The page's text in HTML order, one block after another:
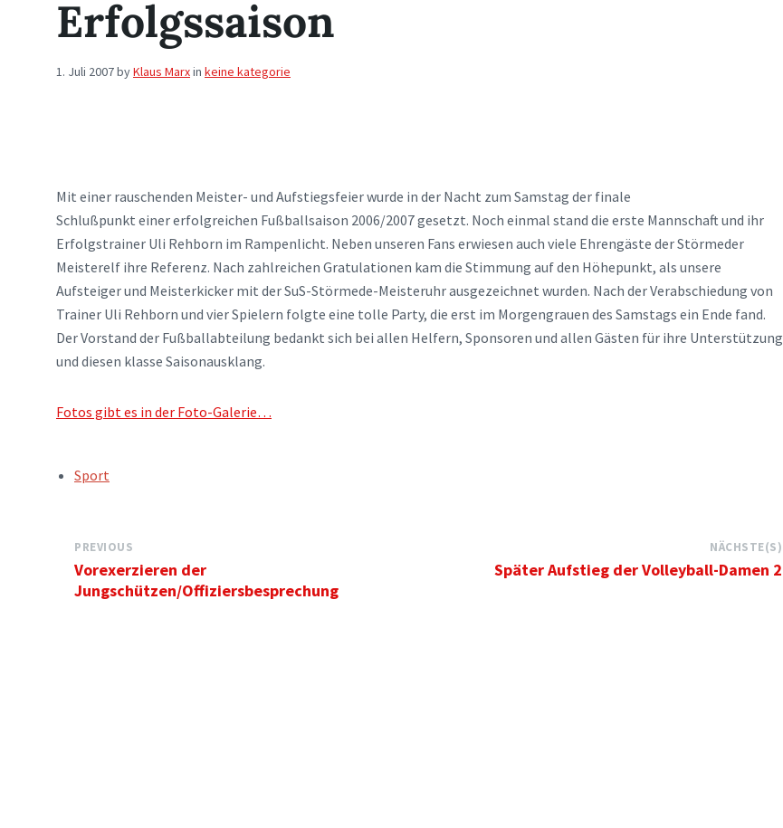
Erfolgssaison
1. Juli 2007byKlaus Marxin keine kategorie
Mit einer rauschenden Meister- und Aufstiegsfeier wurde in der Nacht zum Samstag der finale
Schlußpunkt einer erfolgreichen Fußballsaison 2006/2007 gesetzt. Noch einmal stand die erste Mannschaft und ihr
Erfolgstrainer Uli Rehborn im Rampenlicht. Neben unseren Fans erwiesen auch viele Ehrengäste der Störmeder
Meisterelf ihre Referenz. Nach zahlreichen Gratulationen kam die Stimmung auf den Höhepunkt, als unsere
Aufsteiger und Meisterkicker mit der SuS-Störmede-Meisteruhr ausgezeichnet wurden. Nach der Verabschiedung von
Trainer Uli Rehborn und vier Spielern folgte eine tolle Party, die erst im Morgengrauen des Samstags ein Ende fand.
Der Vorstand der Fußballabteilung bedankt sich bei allen Helfern, Sponsoren und allen Gästen für ihre Unterstützung
und diesen klasse Saisonausklang.
Fotos gibt es in der Foto-Galerie…
TAGS:Sport
PREVIOUS
Vorexerzieren der
Jungschützen/Offiziersbesprechung
NÄCHSTE(S)
Später Aufstieg der Volleyball-Damen 2